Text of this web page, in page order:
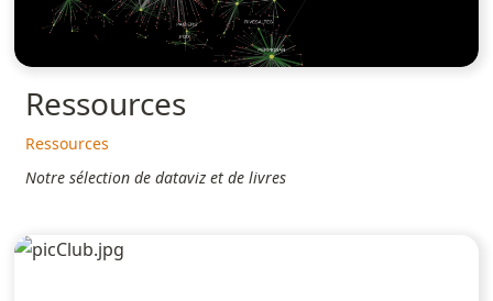
Ressources
Ressources
Notre sélection de dataviz et de livres